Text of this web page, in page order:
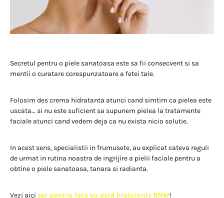
Secretul pentru o piele sanatoasa este sa fii consecvent si sa
mentii o curatare corespunzatoare a fetei tale.
Folosim des crema hidratanta atunci cand simtim ca pielea este
uscata… si nu este suficient sa supunem pielea la tratamente
faciale atunci cand vedem deja ca nu exista nicio solutie.
In acest sens, specialistii in frumusete, au explicat cateva reguli
de urmat in rutina noastra de ingrijire a pielii faciale pentru a
obtine o piele sanatoasa, tanara si radianta.
Vezi aici ser pentru fata cu acid hialuronic RNW!